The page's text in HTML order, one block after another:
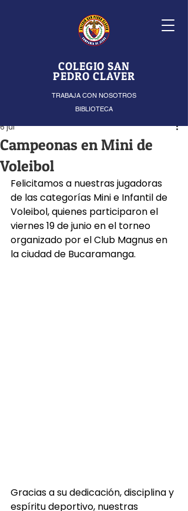
COLEGIO SAN
PEDRO CLAVER
TRABAJA CON NOSOTROS
BIBLIOTECA
Campeonas en Mini de
Voleibol
6 jul
Felicitamos a nuestras jugadoras
de las categorías Mini e Infantil de
Voleibol, quienes participaron el
viernes 19 de junio en el torneo
organizado por el Club Magnus en
la ciudad de Bucaramanga.
Gracias a su dedicación, disciplina y
espíritu deportivo, nuestras